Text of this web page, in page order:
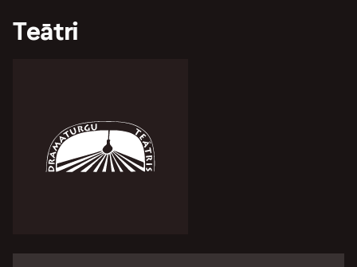
Teātri